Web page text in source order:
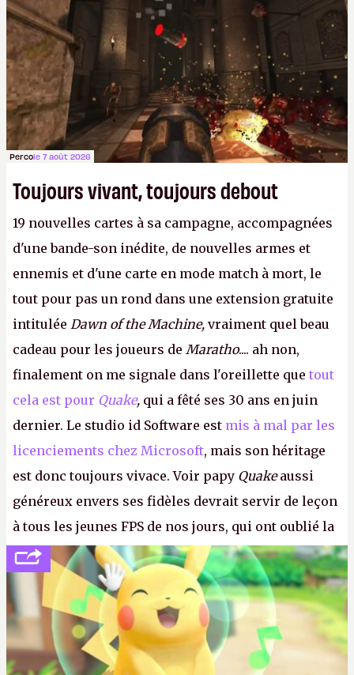
L'opération dure jusqu'au 31 mars.
L-F. S.
Percole 7 août 2026
Toujours vivant, toujours debout
19 nouvelles cartes à sa campagne, accompagnées
d'une bande-son inédite, de nouvelles armes et
ennemis et d'une carte en mode match à mort, le
tout pour pas un rond dans une extension gratuite
intitulée Dawn of the Machine, vraiment quel beau
cadeau pour les joueurs de Maratho.... ah non,
finalement on me signale dans l'oreillette que tout
cela est pour Quake, qui a fêté ses 30 ans en juin
dernier. Le studio id Software est mis à mal par les
licenciements chez Microsoft, mais son héritage
est donc toujours vivace. Voir papy Quakeaussi
généreux envers ses fidèles devrait servir de leçon
à tous les jeunes FPS de nos jours, qui ont oublié la
politesse et le respect envers leurs joueurs et les
anciens. Il leur faudrait une bonne guerre des
consoles à ces petits cons !